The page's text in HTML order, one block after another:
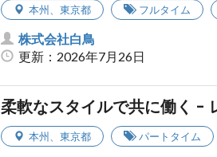
本州、 東京都 フルタイム
株式会社白鳥
更新：2026年7月26日
柔軟なスタイルで共に働く -
本州、 東京都 パートタイム